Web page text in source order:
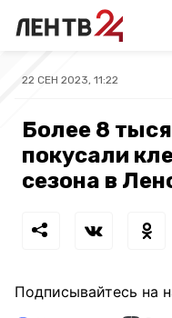
22 СЕН 2023, 11:22
Более 8
покусали
сезона в
Подписывайтесь на